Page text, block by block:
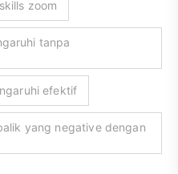
zoom
tanpa
efektif
yang negative dengan